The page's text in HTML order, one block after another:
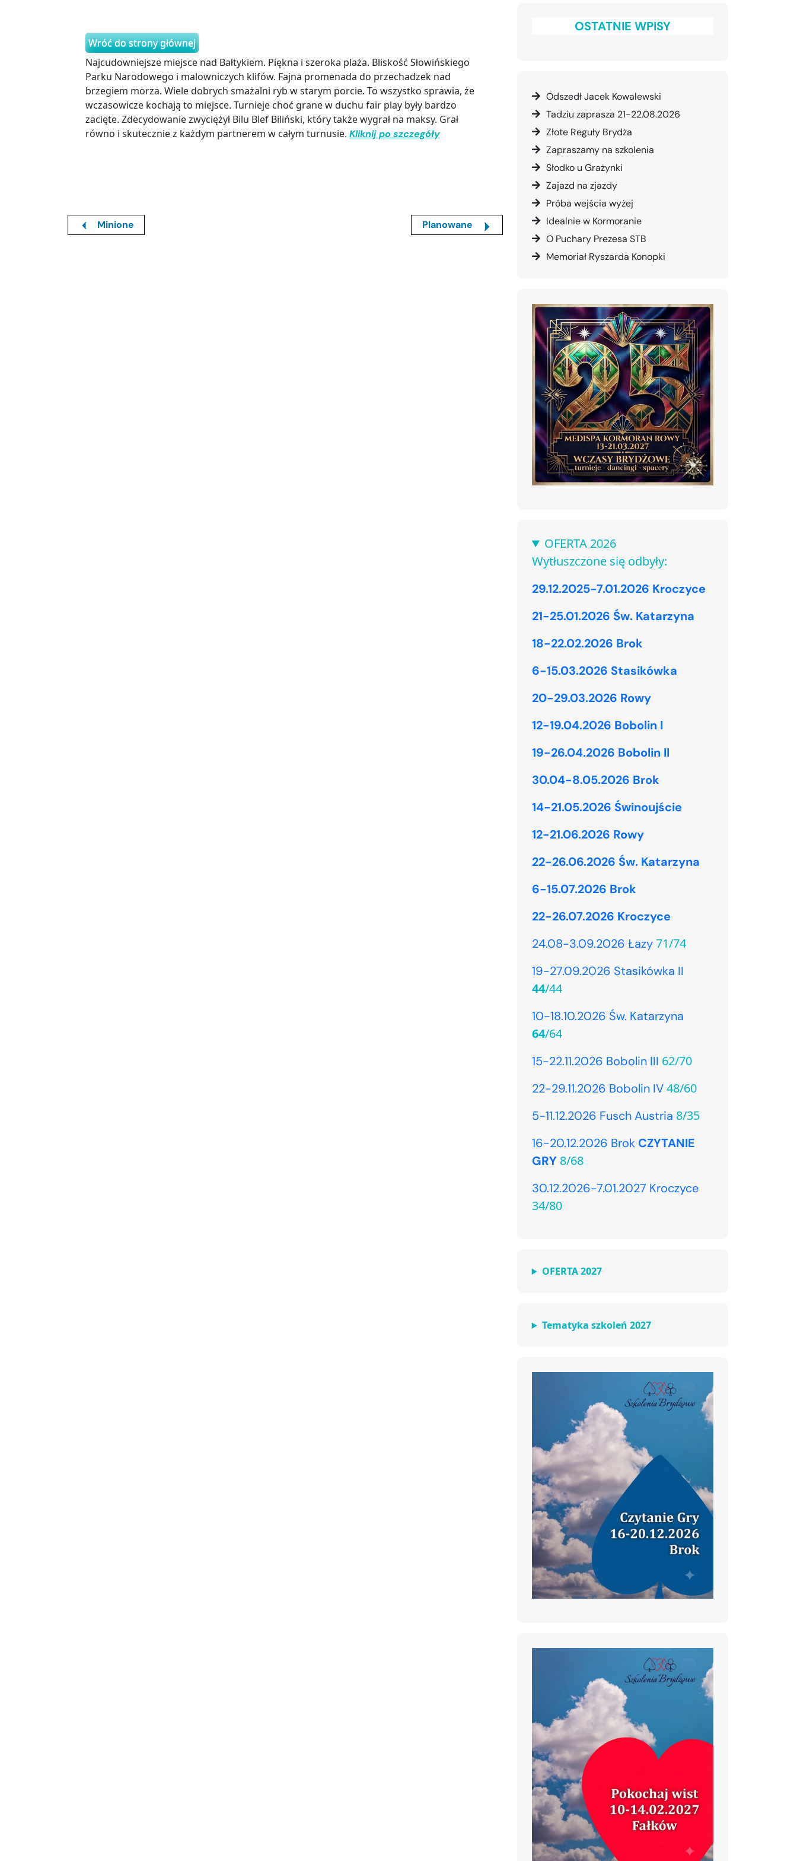
Wróć do strony głównej
Najcudowniejsze miejsce nad Bałtykiem. Piękna i szeroka plaża. Bliskość Słowińskiego
Parku Narodowego i malowniczych klifów. Fajna promenada do przechadzek nad
brzegiem morza. Wiele dobrych smażalni ryb w starym porcie. To wszystko sprawia, że
wczasowicze kochają to miejsce. Turnieje choć grane w duchu fair play były bardzo
zacięte. Zdecydowanie zwyciężył Bilu Blef Biliński, który także wygrał na maksy. Grał
równo i skutecznie z każdym partnerem w całym turnusie. Kliknij po szczegóły
Minione Planowane
OSTATNIE WPISY
Odszedł Jacek Kowalewski
Tadziu zaprasza 21-22.08.2026
Złote Reguły Brydża
Zapraszamy na szkolenia
Słodko u Grażynki
Zajazd na zjazdy
Próba wejścia wyżej
Idealnie w Kormoranie
O Puchary Prezesa STB
Memoriał Ryszarda Konopki
OFERTA 2026
Wytłuszczone się odbyły:
29.12.2025-7.01.2026 Kroczyce
21-25.01.2026 Św. Katarzyna
18-22.02.2026 Brok
6-15.03.2026 Stasikówka
20-29.03.2026 Rowy
12-19.04.2026 Bobolin I
19-26.04.2026 Bobolin II
30.04-8.05.2026 Brok
14-21.05.2026 Świnoujście
12-21.06.2026 Rowy
22-26.06.2026 Św. Katarzyna
6-15.07.2026 Brok
22-26.07.2026 Kroczyce
24.08-3.09.2026 Łazy71/74
19-27.09.2026 Stasikówka II
44/44
10-18.10.2026 Św. Katarzyna
64/64
15-22.11.2026 Bobolin III 62/70
22-29.11.2026 Bobolin IV48/60
5-11.12.2026 Fusch Austria 8/35
16-20.12.2026 Brok CZYTANIE
GRY8/68
30.12.2026-7.01.2027 Kroczyce
34/80
OFERTA 2027
Tematyka szkoleń 2027